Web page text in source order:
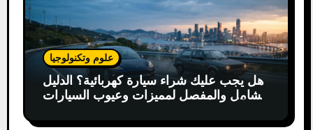
علوم وتكنولوجيا
هل يجب عليك شراء سيارة كهربائية؟ الدليل
الشامل والمفصل لمميزات وعيوب السيارات